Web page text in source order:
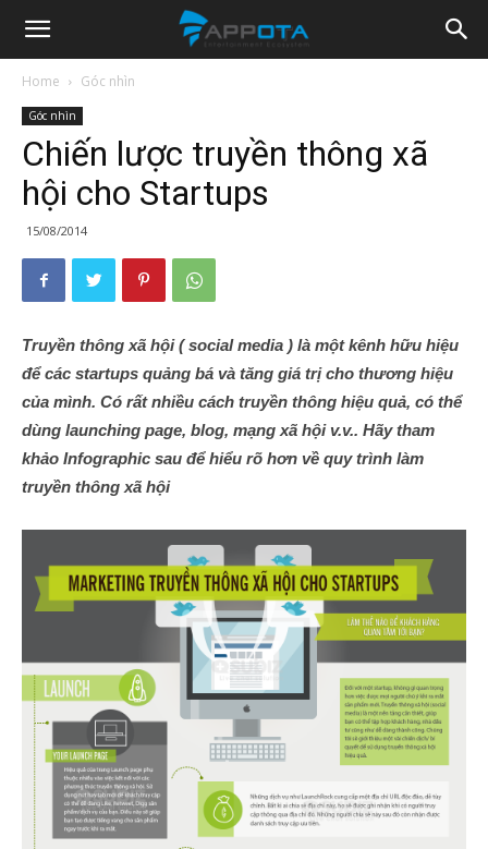
Appota
News
Home Góc nhìn
Góc nhìn
Chiến lược truyền thông xã
hội cho Startups
15/08/2014
Truyền thông xã hội ( social media ) là một kênh hữu hiệu
để các startups quảng bá và tăng giá trị cho thương hiệu
của mình. Có rất nhiều cách truyền thông hiệu quả, có thể
dùng launching page, blog, mạng xã hội v.v.. Hãy tham
khảo Infographic sau để hiểu rõ hơn về quy trình làm
truyền thông xã hội